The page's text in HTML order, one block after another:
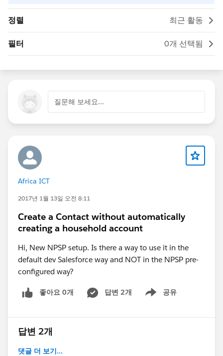
정렬 최근 활동
필터 0개 선택됨
질문해 보세요...
Africa ICT
2017년 1월 13일 오전 8:11
Create a Contact without automatically
creating a household account
Hi, New NPSP setup. Is there a way to use it in the
default dev Salesforce way and NOT in the NPSP pre-
configured way?
좋아요 0개 답변 2개 공유
Show menu
답변 2개
댓글 더 보기...